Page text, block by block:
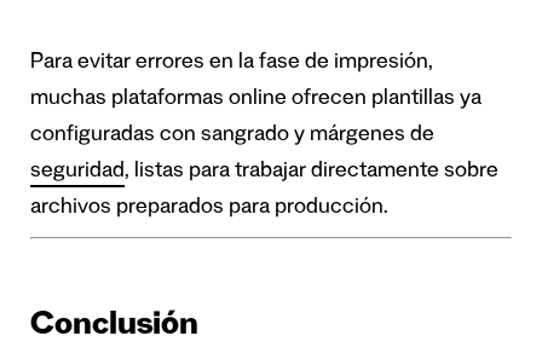
Para evitar errores en la fase de impresión,
muchas plataformas online ofrecen plantillas ya
configuradas con sangrado y márgenes de
seguridad, listas para trabajar directamente sobre
archivos preparados para producción.
Conclusión